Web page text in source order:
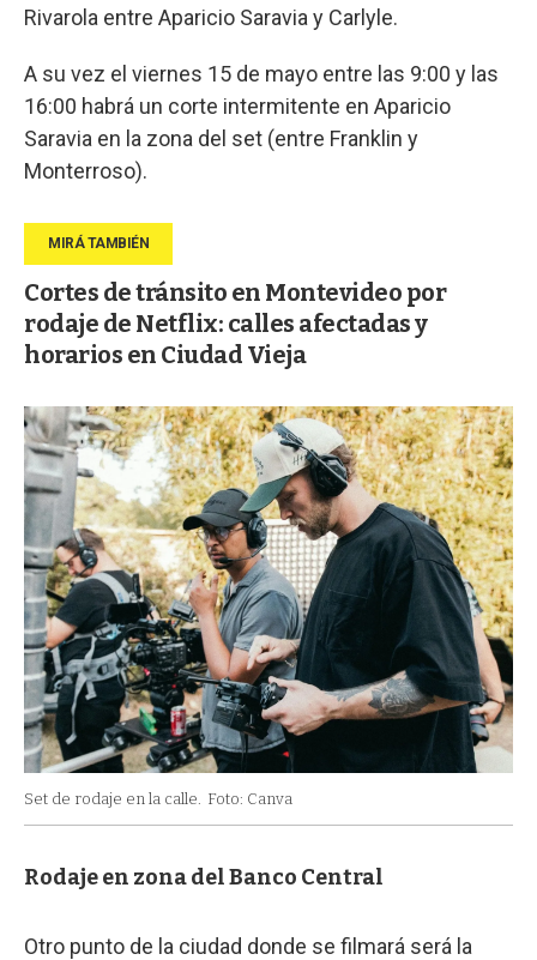
Rivarola entre Aparicio Saravia y Carlyle.
A su vez el viernes 15 de mayo entre las 9:00 y las
16:00 habrá un corte intermitente en Aparicio
Saravia en la zona del set (entre Franklin y
Monterroso).
Cortes de tránsito en Montevideo por
rodaje de Netflix: calles afectadas y
horarios en Ciudad Vieja
Set de rodaje en la calle. Foto: Canva
Rodaje en zona del Banco Central
Otro punto de la ciudad donde se filmará será la